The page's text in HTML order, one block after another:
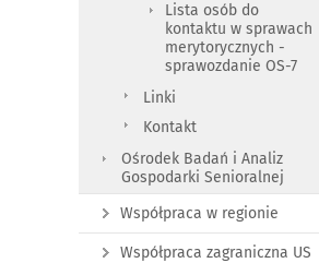
Lista osób do
kontaktu w sprawach
merytorycznych -
sprawozdanie OS-7
Linki
Kontakt
Ośrodek Badań i Analiz
Gospodarki Senioralnej
Współpraca w regionie
Współpraca zagraniczna US